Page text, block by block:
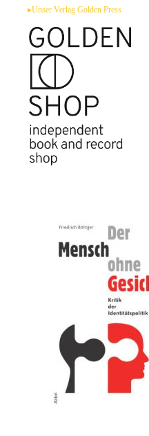
springen
▸Unser Verlag Golden Press